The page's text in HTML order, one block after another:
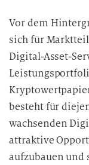
Vor dem
sich für
Digital-Asset-
besteht für
wachsenden
attraktive
aufzubauen und